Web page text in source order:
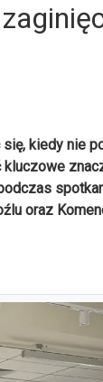
kiedy nie
oraz